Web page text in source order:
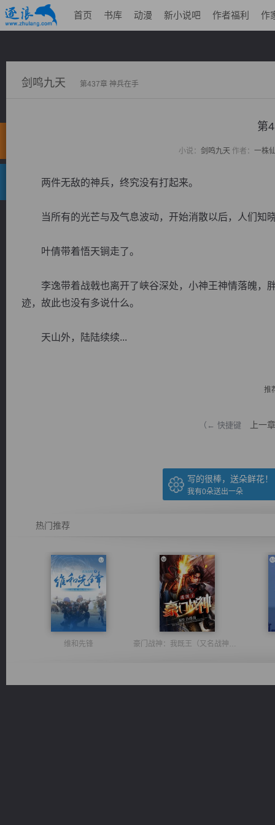
首页 书库 动漫 新小说吧 作者福利 作
剑鸣九天 第437章 神兵在手
第
小说： 剑鸣九天 作者： 一株
两件无敌的神兵，终究没有打起来。
当所有的光芒与及气息波动，开始消散以后，人们知
叶倩带着悟天锏走了。
李逸带着战戟也离开了峡谷深处，小神王神情落魄，
迹，故此也没有多说什么。
天山外，陆陆续续...
推
（← 快捷键 上一章
写的很棒，送朵鲜花！
我有0朵送出一朵
热门推荐
维和先锋 豪门战神：我既王（又名战神归来不败神婿修罗战神）